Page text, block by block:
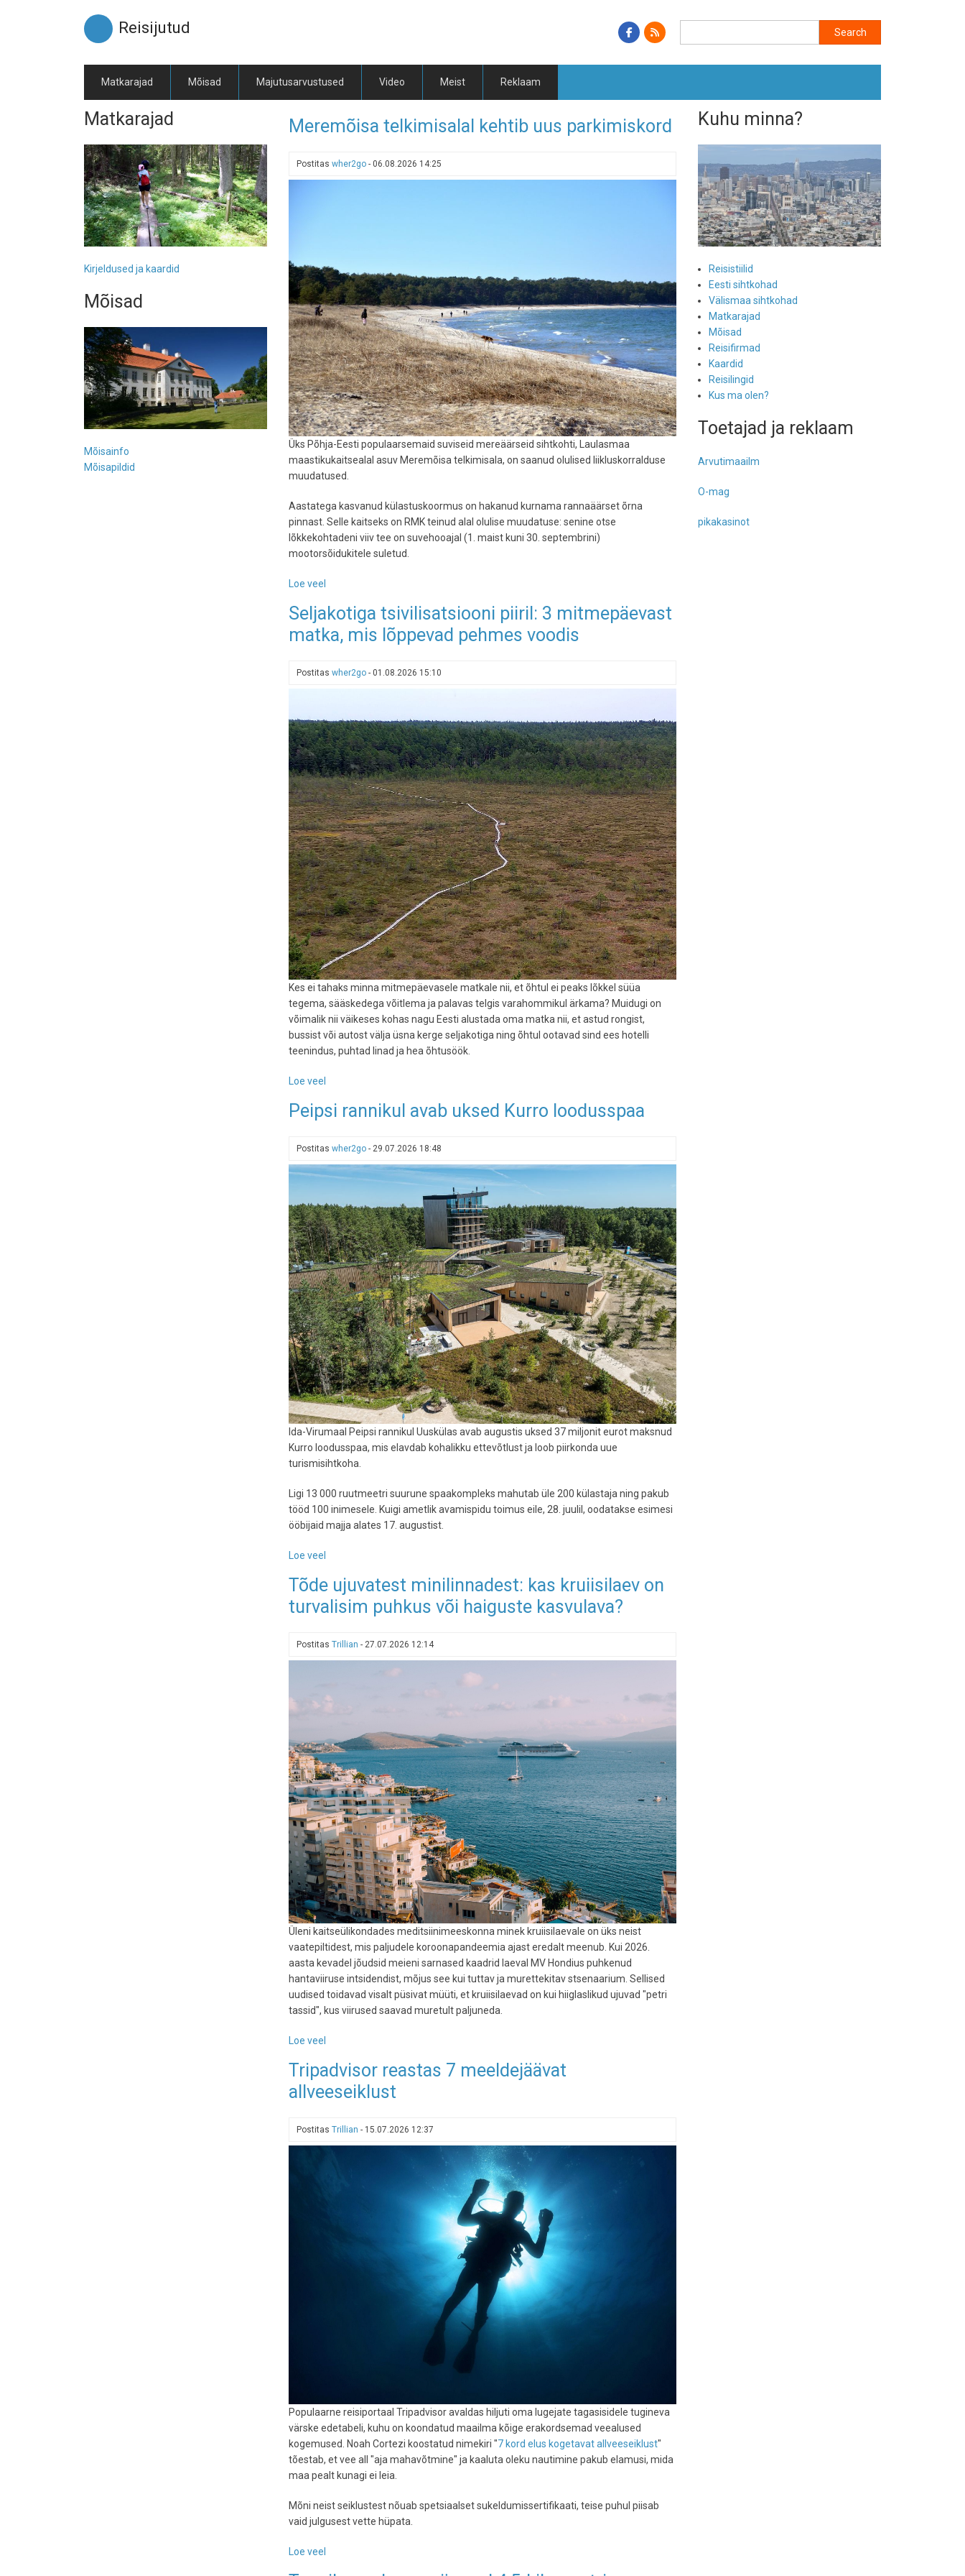
Reisijutud
Matkarajad Mõisad Majutusarvustused Video Meist Reklaam
Matkarajad
Kirjeldused ja kaardid
Mõisad
Mõisainfo
Mõisapildid
Meremõisa telkimisalal kehtib uus parkimiskord
Postitas wher2go - 06.08.2026 14:25
Üks Põhja-Eesti populaarsemaid suviseid mereäärseid sihtkohti, Laulasmaa
maastikukaitsealal asuv Meremõisa telkimisala, on saanud olulised liikluskorralduse
muudatused.
Aastatega kasvanud külastuskoormus on hakanud kurnama rannaäärset õrna
pinnast. Selle kaitseks on RMK teinud alal olulise muudatuse: senine otse
lõkkekohtadeni viiv tee on suvehooajal (1. maist kuni 30. septembrini)
mootorsõidukitele suletud.
Loe veel
telkimisalal
kehtib
uus
Seljakotiga tsivilisatsiooni piiril: 3 mitmepäevast
matka, mis lõppevad pehmes voodis
Postitas wher2go - 01.08.2026 15:10
Kes ei tahaks minna mitmepäevasele matkale nii, et õhtul ei peaks lõkkel süüa
tegema, sääskedega võitlema ja palavas telgis varahommikul ärkama? Muidugi on
võimalik nii väikeses kohas nagu Eesti alustada oma matka nii, et astud rongist,
bussist või autost välja üsna kerge seljakotiga ning õhtul ootavad sind ees hotelli
teenindus, puhtad linad ja hea õhtusöök.
Loe veel
tsivilisatsiooni
3
matka,
lõppevad
pehmes
voodis
Peipsi rannikul avab uksed Kurro loodusspaa
Postitas wher2go - 29.07.2026 18:48
Ida-Virumaal Peipsi rannikul Uuskülas avab augustis uksed 37 miljonit eurot maksnud
Kurro loodusspaa, mis elavdab kohalikku ettevõtlust ja loob piirkonda uue
turismisihtkoha.
Ligi 13 000 ruutmeetri suurune spaakompleks mahutab üle 200 külastaja ning pakub
tööd 100 inimesele. Kuigi ametlik avamispidu toimus eile, 28. juulil, oodatakse esimesi
ööbijaid majja alates 17. augustist.
Loe veel
rannikul
avab
loodusspaa
Tõde ujuvatest minilinnadest: kas kruiisilaev on
turvalisim puhkus või haiguste kasvulava?
Postitas Trillian - 27.07.2026 12:14
Üleni kaitseülikondades meditsiinimeeskonna minek kruiisilaevale on üks neist
vaatepiltidest, mis paljudele koroonapandeemia ajast eredalt meenub. Kui 2026.
aasta kevadel jõudsid meieni sarnased kaadrid laeval MV Hondius puhkenud
hantaviiruse intsidendist, mõjus see kui tuttav ja murettekitav stsenaarium. Sellised
uudised toidavad visalt püsivat müüti, et kruiisilaevad on kui hiiglaslikud ujuvad "petri
tassid", kus viirused saavad muretult paljuneda.
Loe veel
ujuvatest
minilinnadest:
on
Tripadvisor reastas 7 meeldejäävat
allveeseiklust
Postitas Trillian - 15.07.2026 12:37
Populaarne reisiportaal Tripadvisor avaldas hiljuti oma lugejate tagasisidele tugineva
värske edetabeli, kuhu on koondatud maailma kõige erakordsemad veealused
kogemused. Noah Cortezi koostatud nimekiri "7 kord elus kogetavat allveeseiklust"
tõestab, et vee all "aja mahavõtmine" ja kaaluta oleku nautimine pakub elamusi, mida
maa pealt kunagi ei leia.
Mõni neist seiklustest nõuab spetsiaalset sukeldumissertifikaati, teise puhul piisab
vaid julgusest vette hüpata.
Loe veel
Kuhu minna?
Reisistiilid
Eesti sihtkohad
Välismaa sihtkohad
Matkarajad
Mõisad
Reisifirmad
Kaardid
Reisilingid
Kus ma olen?
Toetajad ja reklaam
Arvutimaailm
O-mag
pikakasinot